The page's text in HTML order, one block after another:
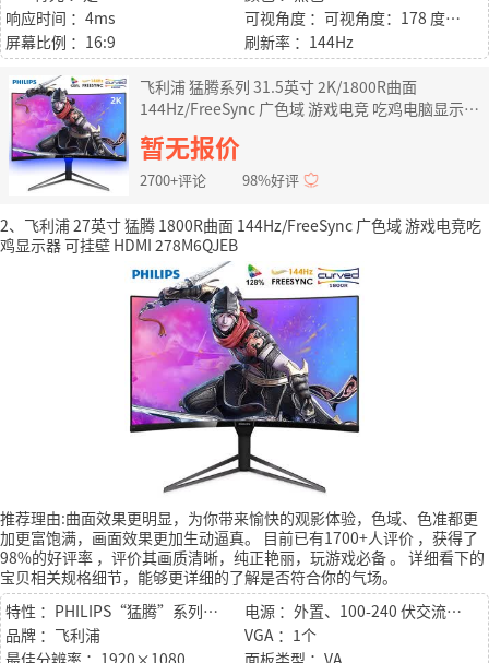
响应时间 ：4ms
可视角度 ：可视角度：178 度（水平）/178 度（垂直），@ C/R >10
屏幕比例 ：16:9
刷新率 ：144Hz
飞利浦 猛腾系列 31.5英寸 2K/1800R曲面
144Hz/FreeSync 广色域 游戏电竞 吃鸡电脑显示器
HDMI 328M6FJMB
暂无报价
2700+评论 98%好评
2、飞利浦 27英寸 猛腾 1800R曲面 144Hz/FreeSync 广色域 游戏电竞吃
鸡显示器 可挂壁 HDMI 278M6QJEB
推荐理由:曲面效果更明显，为你带来愉快的观影体验，色域、色准都更
加更富饱满，画面效果更加生动逼真。
目前已有1700+人评价 ，获得了
98%的好评率 ，评价其画质清晰，纯正艳丽，玩游戏必备。 详细看下的
宝贝相关规格细节，能够更详细的了解是否符合你的气场。
特性 ：PHILIPS“猛腾”系列全高清曲面显示器采用 AMD Free sync 变频技术、144HZ 高刷新率
电源 ：外置、100-240 伏交流、50-60 赫兹
品牌 ：飞利浦
VGA ：1个
最佳分辨率 ：1920×1080
面板类型 ：VA